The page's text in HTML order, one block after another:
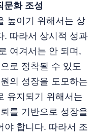
문화 조성
높이기 위해서는 상
. 따라서 상시적 성과
여겨서는 안 되며,
로 정착될 수 있도
의 성장을 도모하는
유지되기 위해서는
를 기반으로 성장을
야 합니다. 따라서 조